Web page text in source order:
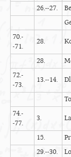
26.--27.
70.-
-71.
28.
28.
72.-
-73.
13.--14.
74.-
-77.
3.
15.
29.--30.